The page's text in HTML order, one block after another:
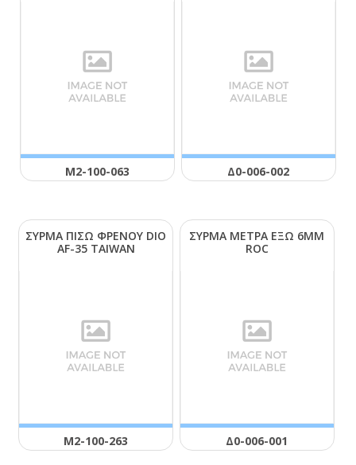
Μ2-100-063 Δ0-006-002
ΣΥΡΜΑ ΠΙΣΩ ΦΡΕΝΟΥ DΙΟ
ΑF-35 ΤΑΙWΑΝ
Μ2-100-263
ΣΥΡΜΑ ΜΕΤΡΑ ΕΞΩ 6ΜΜ
RΟC
Δ0-006-001